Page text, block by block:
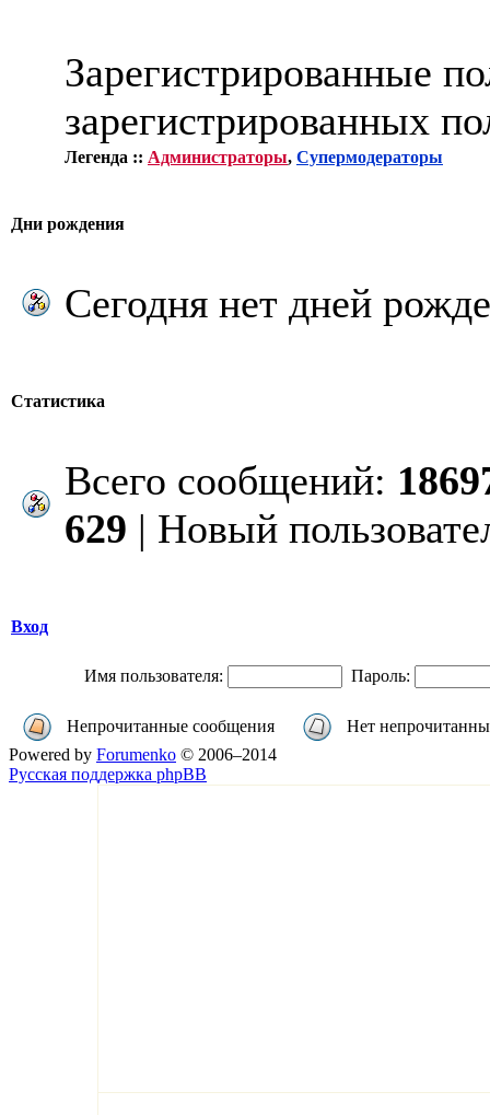
Зарегистрированные
зарегистрированных
Легенда :: Администраторы, Супермодераторы
Дни рождения
Сегодня нет дней
Статистика
Всего сообщений:
629 | Новый
Вход
Имя пользователя: Пароль:
Непрочитанные сообщения
Нет
Powered by Forumenko © 2006–2014
Русская поддержка phpBB